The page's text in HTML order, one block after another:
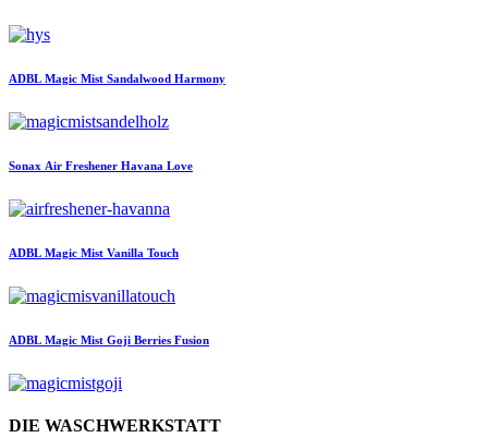
ADBL Magic Mist Sandalwood Harmony
Sonax Air Freshener Havana Love
ADBL Magic Mist Vanilla Touch
ADBL Magic Mist Goji Berries Fusion
DIE WASCHWERKSTATT